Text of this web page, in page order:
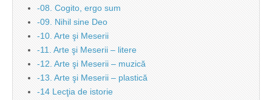
-08. Cogito, ergo sum
-09. Nihil sine Deo
-10. Arte şi Meserii
-11. Arte şi Meserii – litere
-12. Arte şi Meserii – muzică
-13. Arte şi Meserii – plastică
-14 Lecţia de istorie